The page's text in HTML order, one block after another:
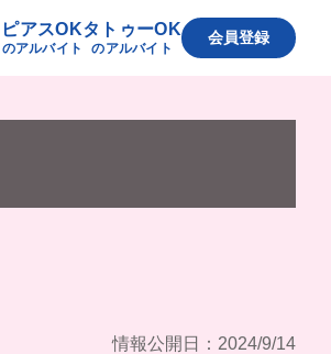
ピアスOK
のアルバイト
タトゥーOK
のアルバイト
会員登録
情報公開日：2024/9/14